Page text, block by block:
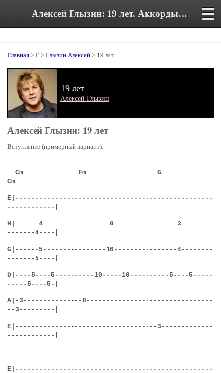
Алексей Глызин: 19 лет. Аккорды и текст песни
Главная > Г > Глызин Алексей > 19 лет
19 лет
Алексей Глызин
Алексей Глызин: 19 лет
Вступление (примерный вариант):
Cm Fm G
Cm
E |--------------------------------------------------
------------|
H |------4-----------------9----------------3--------
-------4----|
G |------5----------------10----------------4--------
-------5----|
D |----5----5----------10-----10----------5----5-----
-----5----5-|
A |-3---------------8--------------------------------
--3---------|
E |------------------------------------3-------------
------------|
E |--------------------------------------------------